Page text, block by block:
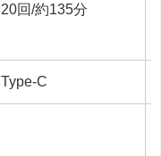
20回/約135分
Type-C